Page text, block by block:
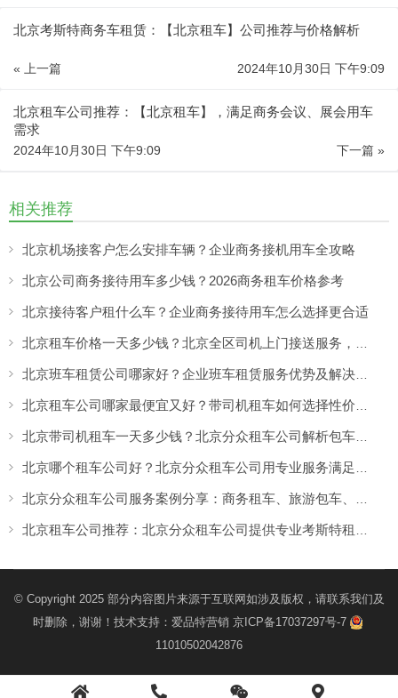
北京考斯特商务车租赁：【北京租车】公司推荐与价格解析
« 上一篇 2024年10月30日 下午9:09
北京租车公司推荐：【北京租车】，满足商务会议、展会用车
需求
下一篇 »
2024年10月30日 下午9:09
相关推荐
北京机场接客户怎么安排车辆？企业商务接机用车全攻略
北京公司商务接待用车多少钱？2026商务租车价格参考
北京接待客户租什么车？企业商务接待用车怎么选择更合适
© Copyright 2025 部分内容图片来源于互联网如涉及版权，请联系我们及
时删除，谢谢！技术支持： 爱品特营销 京ICP备17037297号-7
11010502042876